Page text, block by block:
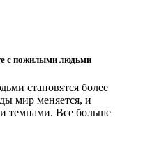
с пожилыми людьми
становятся более
мир меняется, и
темпами. Все больше